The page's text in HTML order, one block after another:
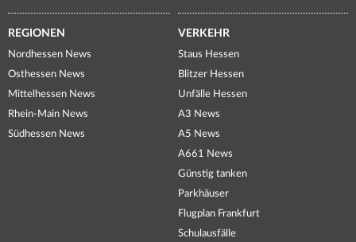
REGIONEN
Nordhessen News
Osthessen News
Mittelhessen News
Rhein-Main News
Südhessen News
VERKEHR
Staus Hessen
Blitzer Hessen
Unfälle Hessen
A3 News
A5 News
A661 News
Günstig tanken
Parkhäuser
Flugplan Frankfurt
Schulausfälle